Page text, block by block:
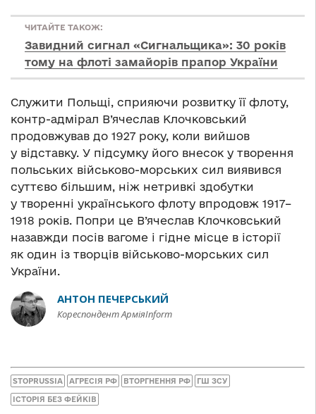
ЧИТАЙТЕ ТАКОЖ:
Завидний сигнал «Сигнальщика»: 30 років
тому на флоті замайорів прапор України
Служити Польщі, сприяючи розвитку її флоту,
контр-адмірал В’ячеслав Клочковський
продовжував до 1927 року, коли вийшов
у відставку. У підсумку його внесок у творення
польських військово-морських сил виявився
суттєво більшим, ніж нетривкі здобутки
у творенні українського флоту впродовж 1917–
1918 років. Попри це В’ячеслав Клочковський
назавжди посів вагоме і гідне місце в історії
як один із творців військово-морських сил
України.
АНТОН ПЕЧЕРСЬКИЙ
Кореспондент АрміяInform
STOPRUSSIA АГРЕСІЯ РФ ВТОРГНЕННЯ РФ ГШ ЗСУ
ІСТОРІЯ БЕЗ ФЕЙКІВ